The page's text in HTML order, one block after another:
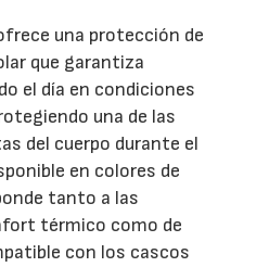
una protección de
que garantiza
el día en condiciones
una de las
del cuerpo durante el
en colores de
tanto a las
térmico como de
con los cascos